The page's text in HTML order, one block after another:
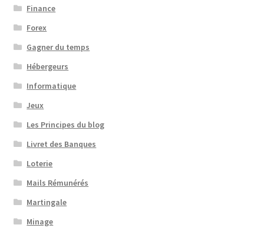
Finance
Forex
Gagner du temps
Hébergeurs
Informatique
Jeux
Les Principes du blog
Livret des Banques
Loterie
Mails Rémunérés
Martingale
Minage